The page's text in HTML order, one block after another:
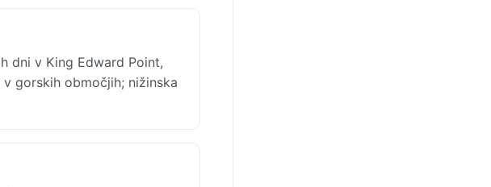
dni v King Edward Point,
gorskih območjih; nižinska